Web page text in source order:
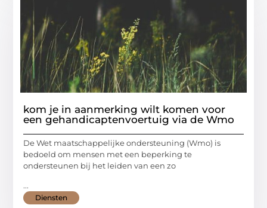
kom je in aanmerking wilt komen voor
een gehandicaptenvoertuig via de Wmo
De Wet maatschappelijke ondersteuning (Wmo) is
bedoeld om mensen met een beperking te
ondersteunen bij het leiden van een zo
...
Diensten